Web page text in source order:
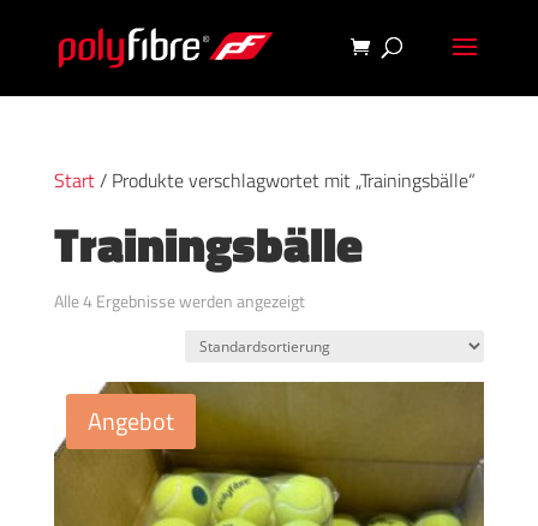
Start/ Produkte verschlagwortet mit „Trainingsbälle“
Trainingsbälle
Alle 4 Ergebnisse werden angezeigt
Angebot